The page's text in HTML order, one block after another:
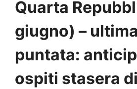
Quarta
giugno) – ultima
puntata:
ospiti stasera